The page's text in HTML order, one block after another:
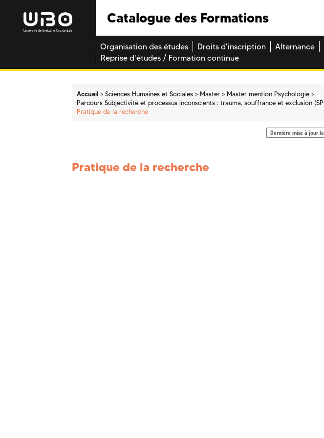
Catalogue des Formations
Organisation des études Droits d'inscription Alternance
Reprise d'études / Formation continue
Accueil Sciences Humaines et Sociales Master
Master mention Psychologie
Parcours Subjectivité et processus inconscients : trauma, souffrance et exclusion
Pratique de la recherche
Dernière mise à jour
Pratique de la recherche